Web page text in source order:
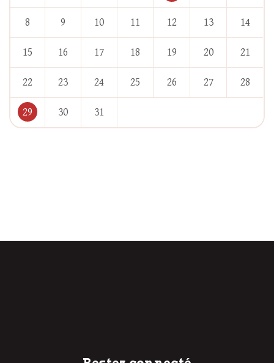
8 9 10 11 12 13 14
15 16 17 18 19 20 21
22 23 24 25 26 27 28
29 30
31